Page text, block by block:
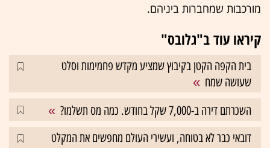
מורכבות שמחברות ביניהם.
קיראו עוד ב"גלובס"
בית הקפה הקטן בקיבוץ שמציע מקדש פחמימות וסלט
שעושה שמח
השכרתם דירה ב-7,000 שקל בחודש. כמה מס תשלמו?
דובאי כבר לא בטוחה, ועשירי העולם מחפשים את המקלט